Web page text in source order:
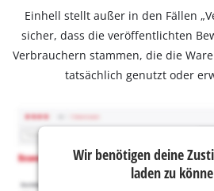
Einhell stellt außer in den Fällen
sicher, dass die veröffentlichten
Verbrauchern stammen, die die
tatsächlich genutzt oder
Wir benötigen deine
laden zu